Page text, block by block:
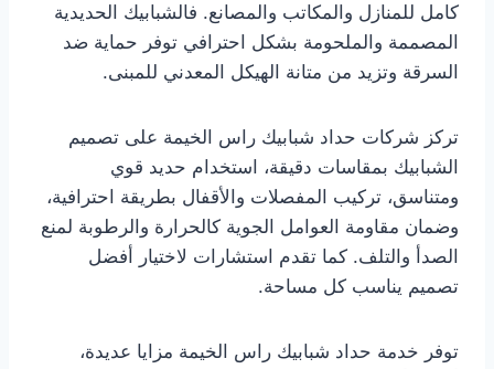
كامل للمنازل والمكاتب والمصانع. فالشبابيك الحديدية
المصممة والملحومة بشكل احترافي توفر حماية ضد
السرقة وتزيد من متانة الهيكل المعدني للمبنى.
تركز شركات حداد شبابيك راس الخيمة على تصميم
الشبابيك بمقاسات دقيقة، استخدام حديد قوي
ومتناسق، تركيب المفصلات والأقفال بطريقة احترافية،
وضمان مقاومة العوامل الجوية كالحرارة والرطوبة لمنع
الصدأ والتلف. كما تقدم استشارات لاختيار أفضل
تصميم يناسب كل مساحة.
توفر خدمة حداد شبابيك راس الخيمة مزايا عديدة،